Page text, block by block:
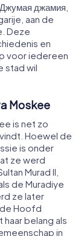
джамия,
aan de
Deze
en
voor iedereen
stad wil
Moskee
is net zo
Hoewel de
is onder
ze werd
Murad II,
de Muradiye
ze later
Hoofd
belang als
in